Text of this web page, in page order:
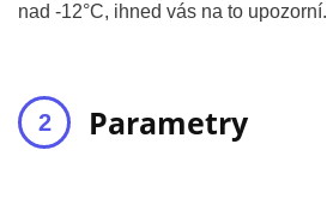
nad -12°C, ihned vás na to upozorní.
Parametry